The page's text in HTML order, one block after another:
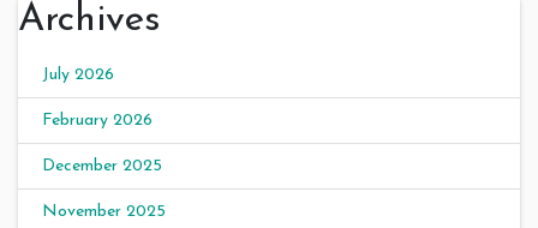
Archives
July 2026
February 2026
December 2025
November 2025